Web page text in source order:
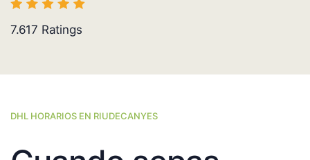
7.617 Ratings
DHL HORARIOS EN RIUDECANYES